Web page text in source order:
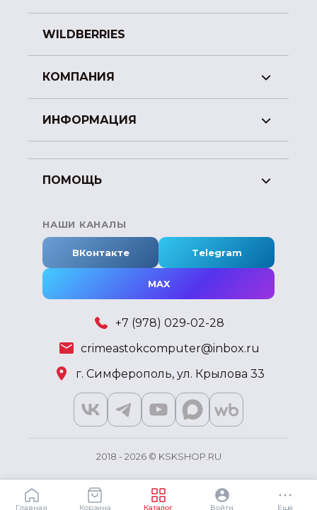
Главная Корзина Каталог Войти Ещё
WILDBERRIES
КОМПАНИЯ
ИНФОРМАЦИЯ
ПОМОЩЬ
НАШИ КАНАЛЫ
ВКонтакте Telegram
MAX
+7 (978) 029-02-28
crimeastokcomputer@inbox.ru
г. Симферополь, ул. Крылова 33
2018 - 2026 © KSKSHOP.RU